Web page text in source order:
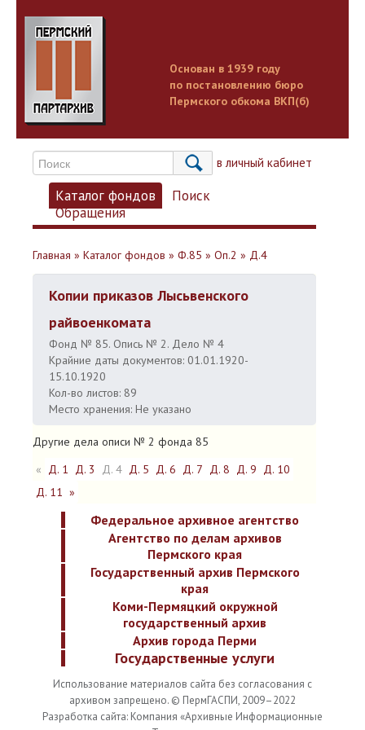
Основан в 1939 году
по постановлению бюро
Пермского обкома ВКП(б)
Вход в личный кабинет
Каталог фондов
Поиск
Обращения
Главная » Каталог фондов » Ф.85 » Оп.2 » Д.4
Копии приказов Лысьвенского
райвоенкомата
Фонд № 85. Опись № 2. Дело № 4
Крайние даты документов: 01.01.1920-
15.10.1920
Кол-во листов: 89
Место хранения: Не указано
Другие дела описи № 2 фонда 85
« Д. 1 Д. 3 Д. 4 Д. 5 Д. 6 Д. 7 Д. 8 Д. 9 Д. 10
Д. 11 »
Федеральное архивное агентство
Агентство по делам архивов
Пермского края
Государственный архив Пермского
края
Коми-Пермяцкий окружной
государственный архив
Архив города Перми
Государственные услуги
Использование материалов сайта без согласования с
архивом запрещено. © ПермГАСПИ, 2009–2022
Разработка сайта: Компания «Архивные Информационные